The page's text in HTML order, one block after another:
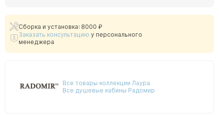
Сборка и установка: 8000 ₽
Заказать консультацию у персонального
менеджера
Все товары коллекции Лаура
Все душевые кабины Радомир